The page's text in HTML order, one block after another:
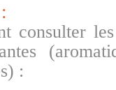
consulter
: